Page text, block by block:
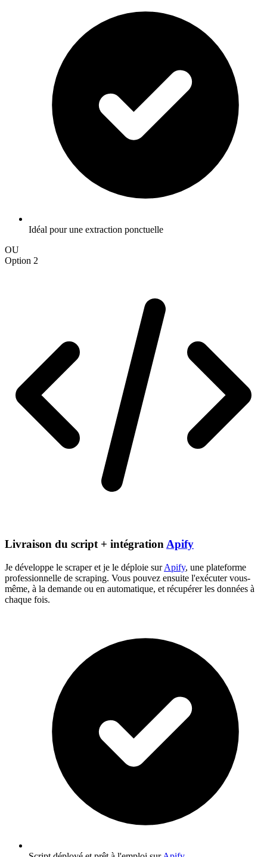
Idéal pour une extraction ponctuelle
OU
Option 2
Livraison du script + intégration Apify
Je développe le scraper et je le déploie surApify, une plateforme
professionnelle de scraping. Vous pouvez ensuite l'exécuter vous-
même, à la demande ou en automatique, et récupérer les données à
chaque fois.